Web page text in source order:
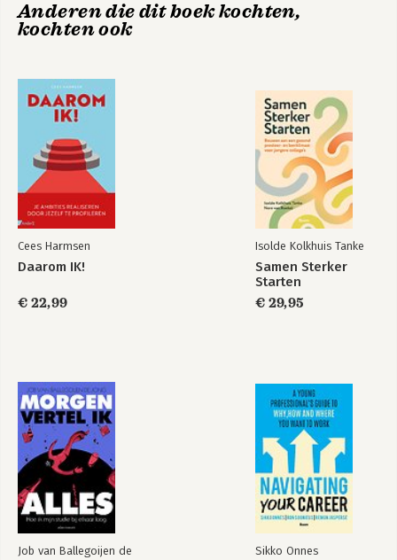
De kunst van een
overtuigend
Marketingplan op 1
Marketingplan op 1
Marketingplan op 1
Bekijk alle boeken
8 Strategisch overtuigen
9 Jij en het Strategisch Plan
Literatuurlijst
Illustratieverantwoording
Register
Over de Coauteurs
Anderen die dit boek kochten,
kochten ook
Cees Harmsen
Daarom IK!
€ 22,99
Isolde Kolkhuis Tanke
Samen Sterker
Starten
€ 29,95
Job van Ballegoijen de
Sikko Onnes